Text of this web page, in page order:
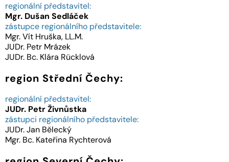
regionální představitel:
Mgr. Dušan Sedláček
zástupce regionálního představitele:
Mgr. Vít Hruška, LL.M.
JUDr. Petr Mrázek
JUDr. Bc. Klára Rücklová
region Střední Čechy:
regionální představitel:
JUDr. PetrŽivnůstka
zástupci regionálního představitele:
JUDr. Jan Bělecký
Mgr. Bc. Kateřina Rychterová